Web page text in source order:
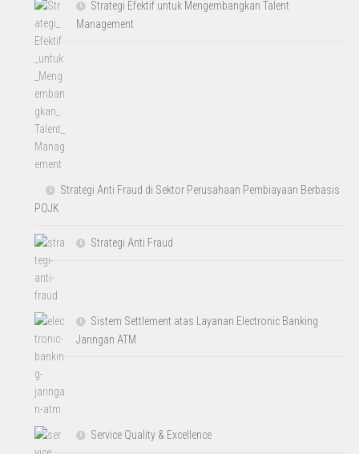
Strategi Efektif untuk Mengembangkan Talent
Management
Strategi Anti Fraud di Sektor Perusahaan Pembiayaan Berbasis
POJK
Strategi Anti Fraud
Sistem Settlement atas Layanan Electronic Banking
Jaringan ATM
Service Quality & Excellence